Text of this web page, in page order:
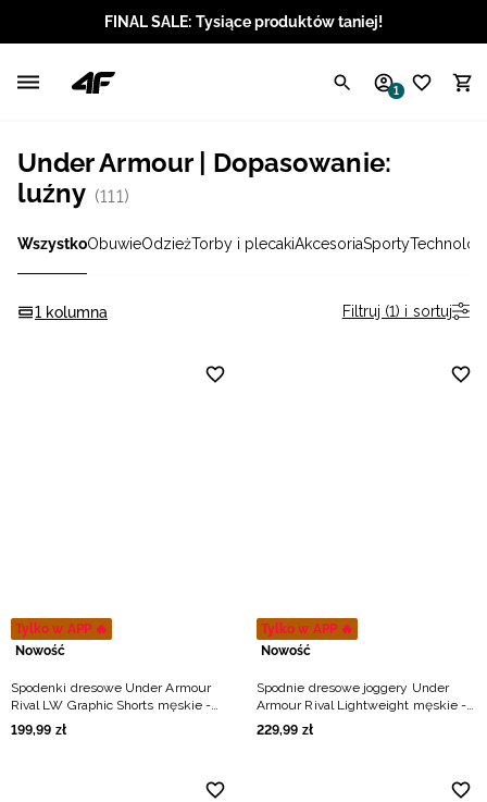
FINAL SALE: Tysiące produktów taniej!
1
Under Armour | Dopasowanie:
luźny (111)
WszystkoObuwieOdzieżTorby i plecakiAkcesoriaSporty
1 kolumna Filtruj (1) i sortuj
Tylko w APP 🔥
Nowość
Spodenki dresowe Under Armour
Rival LW Graphic Shorts męskie -
granatowe
199,99 zł
Tylko w APP 🔥
Nowość
Spodnie dresowe joggery Under
Armour Rival Lightweight męskie -
granatowe
229,99 zł
Angielski / USD
Słowacki / EUR